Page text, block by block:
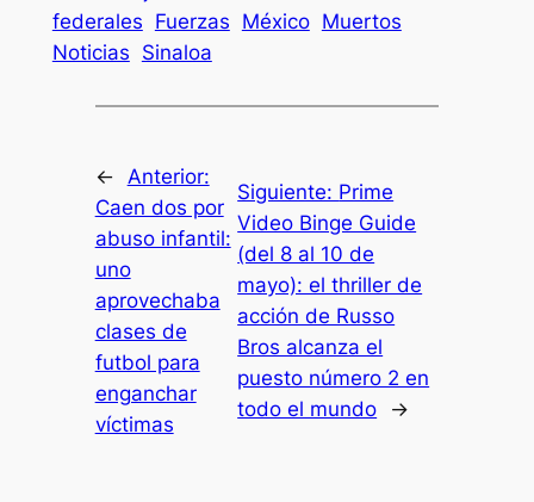
federales Fuerzas México Muertos
Noticias Sinaloa
←
Anterior:
Caen dos por
abuso infantil:
uno
aprovechaba
clases de
futbol para
enganchar
víctimas
Siguiente: Prime
Video Binge Guide
(del 8 al 10 de
mayo): el thriller de
acción de Russo
Bros alcanza el
puesto número 2 en
todo el mundo
→